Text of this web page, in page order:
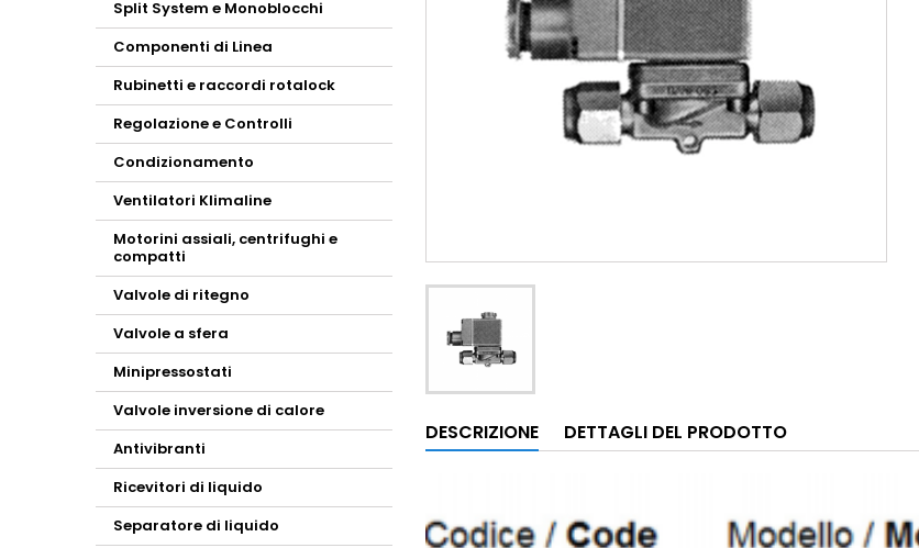
Split System e Monoblocchi
Componenti di Linea
Rubinetti e raccordi rotalock
Regolazione e Controlli
Condizionamento
Ventilatori Klimaline
Motorini assiali, centrifughi e
compatti
Valvole di ritegno
Valvole a sfera
Minipressostati
Valvole inversione di calore
Antivibranti
Ricevitori di liquido
Separatore di liquido
DESCRIZIONE DETTAGLI DEL PRODOTTO